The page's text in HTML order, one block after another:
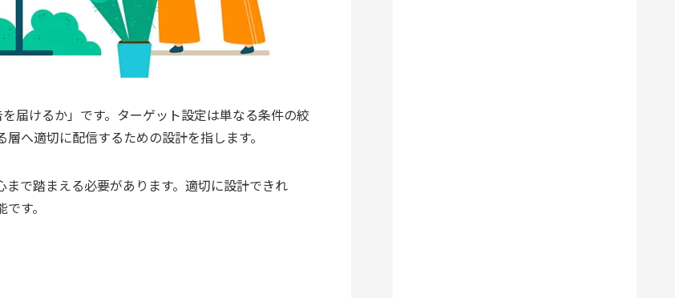
届けるか」です。ターゲット設定は単なる条件の絞
へ適切に配信するための設計を指します。
で踏まえる必要があります。適切に設計できれ
す。